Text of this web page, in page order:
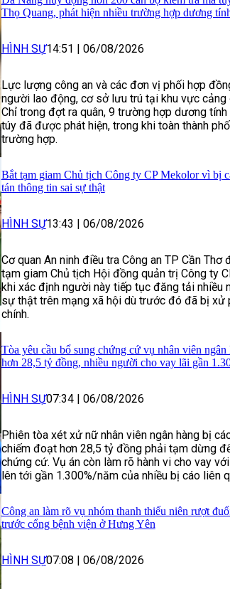
Thọ Quang, phát hiện nhiều trường hợp dương
HÌNH SỰ14:51 | 06/08/2026
Lực lượng công an và các đơn vị phối hợp
người lao động, cơ sở lưu trú tại khu vực cảng
Chỉ trong đợt ra quân, 9 trường hợp dương
túy đã được phát hiện, trong khi toàn thành
trường hợp.
Bắt tạm giam Chủ tịch Công ty CP Mekolor vì bị
tán thông tin sai sự thật
HÌNH SỰ13:43 | 06/08/2026
Cơ quan An ninh điều tra Công an TP Cần Thơ
tạm giam Chủ tịch Hội đồng quản trị Công ty
khi xác định người này tiếp tục đăng tải nhiều
sự thật trên mạng xã hội dù trước đó đã bị xử
chính.
Tòa yêu cầu bổ sung chứng cứ vụ nhân viên ngân
hơn 28,5 tỷ đồng, nhiều người cho vay lãi gần
HÌNH SỰ07:34 | 06/08/2026
Phiên tòa xét xử nữ nhân viên ngân hàng bị
chiếm đoạt hơn 28,5 tỷ đồng phải tạm dừng
chứng cứ. Vụ án còn làm rõ hành vi cho vay
lên tới gần 1.300%/năm của nhiều bị cáo liên
Công an làm rõ vụ nhóm thanh thiếu niên rượt
trước cổng bệnh viện ở Hưng Yên
HÌNH SỰ07:08 | 06/08/2026